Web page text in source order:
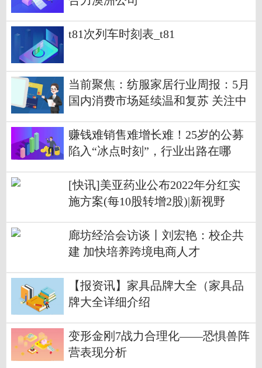
t81次列车时刻表_t81
当前聚焦：纺服家居行业周报：5月
国内消费市场延续温和复苏 关注中
赚钱难销售难增长难！25岁的公募
陷入“冰点时刻”，行业出路在哪
[快讯]美亚药业公布2022年分红实
施方案(每10股转增2股)|新视野
廊坊经洽会访谈丨刘宏艳：校企共
建 加快培养跨境电商人才
【报资讯】家具品牌大全（家具品
牌大全详细介绍
变形金刚7战力合理化——恐惧兽阵
营表现分析